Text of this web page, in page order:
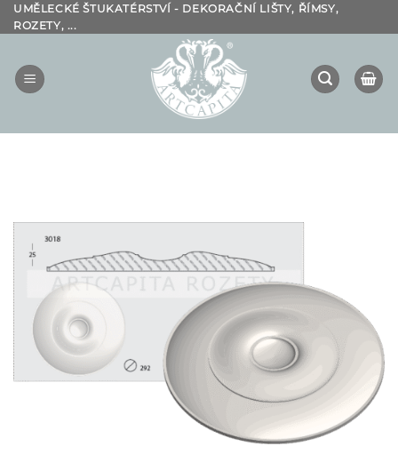
Přeskočit
na
UMĚLECKÉ ŠTUKATÉRSTVÍ - DEKORAČNÍ LIŠTY, ŘÍMSY,
ROZETY, ...